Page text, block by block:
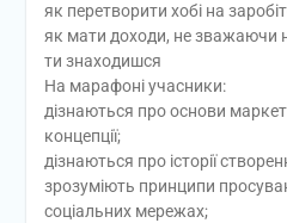
як перетворити хобі на
як мати доходи, не зважаючи
ти знаходишся
На марафоні учасники:
дізнаються про основи
концепції;
дізнаються про історії
зрозуміють принципи
соціальних мережах;